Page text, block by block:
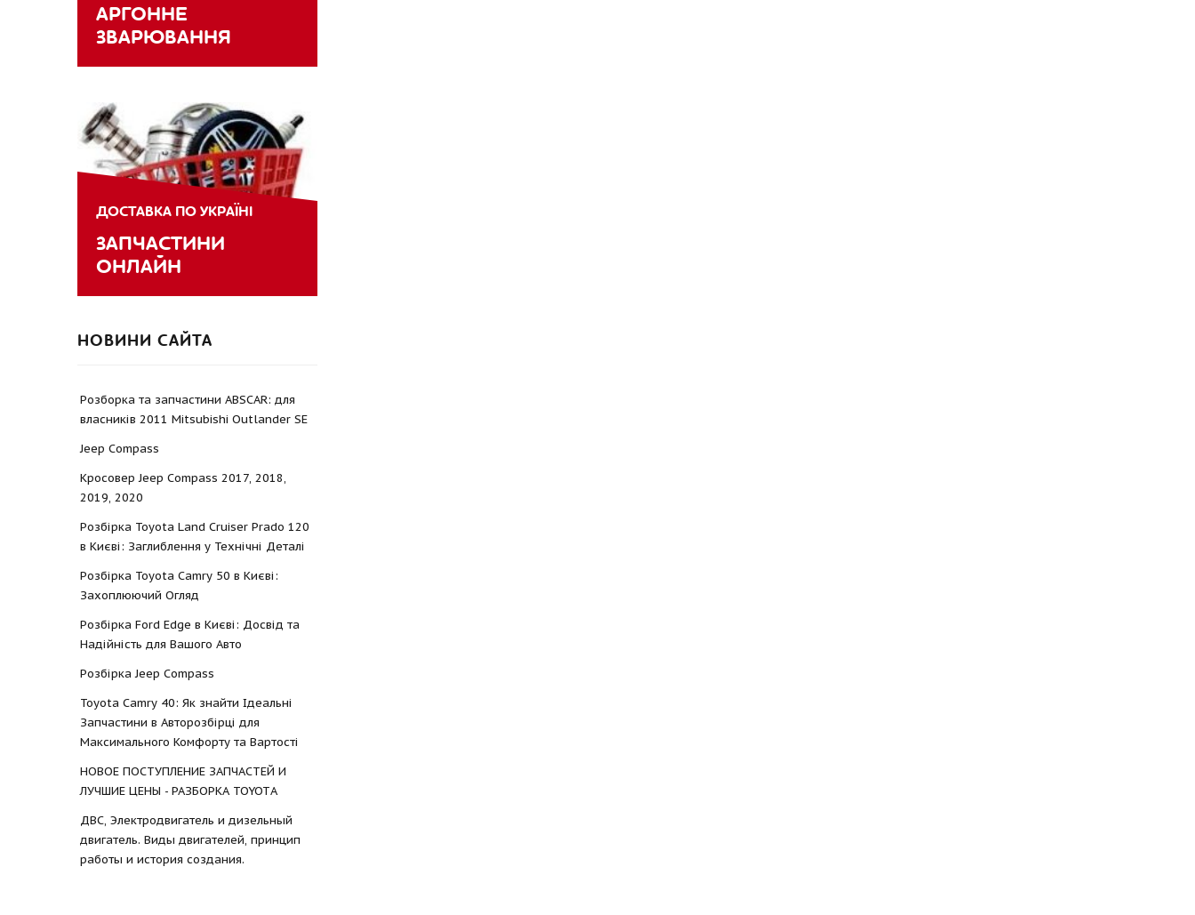
АРГОННЕ
ЗВАРЮВАННЯ
ДОСТАВКА ПО УКРАЇНІ
ЗАПЧАСТИНИ
ОНЛАЙН
НОВИНИ САЙТА
Розборка та запчастини ABSCAR: для
власників 2011 Mitsubishi Outlander SE
Jeep Compass
Кросовер Jeep Compass 2017, 2018,
2019, 2020
Розбірка Toyota Land Cruiser Prado 120
в Києві: Заглиблення у Технічні Деталі
Розбірка Toyota Camry 50 в Києві:
Захоплюючий Огляд
Розбірка Ford Edge в Києві: Досвід та
Надійність для Вашого Авто
Розбірка Jeep Compass
Toyota Camry 40: Як знайти Ідеальні
Запчастини в Авторозбірці для
Максимального Комфорту та Вартості
НОВОЕ ПОСТУПЛЕНИЕ ЗАПЧАСТЕЙ И
ЛУЧШИЕ ЦЕНЫ - РАЗБОРКА TOYOTА
ДВС, Электродвигатель и дизельный
двигатель. Виды двигателей, принцип
работы и история создания.